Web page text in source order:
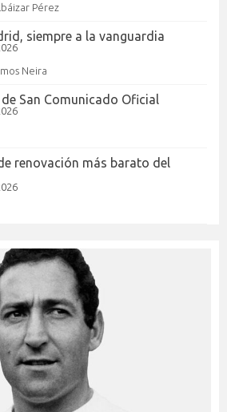
Pérez
siempre a la vanguardia
Neira
San Comunicado Oficial
renovación más barato del